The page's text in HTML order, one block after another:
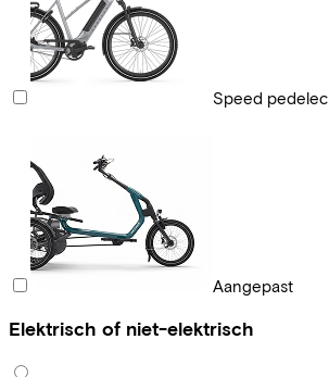
Speed pedelec
Aangepast
Elektrisch of niet-elektrisch